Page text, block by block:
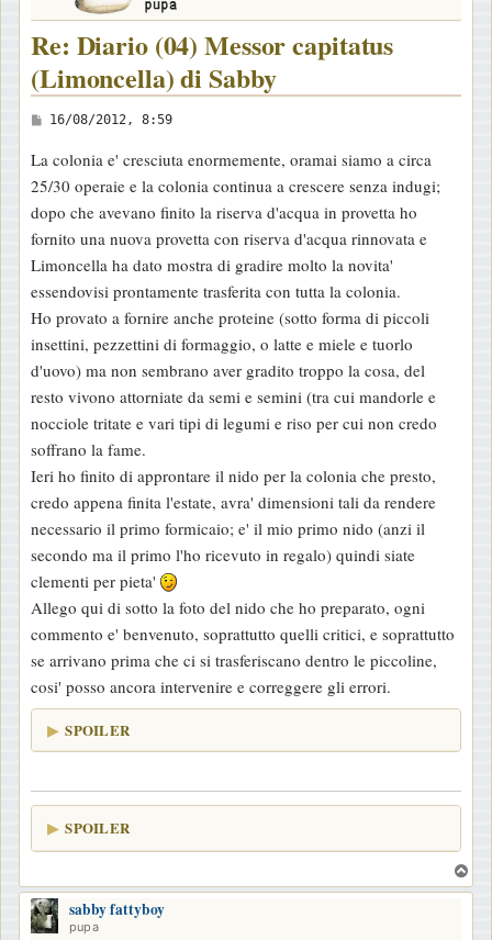
Re: Diario (04) Messor capitatus
(Limoncella) di Sabby
M
s
s
a
g
g
i
o
16/08/2012, 8:59
La colonia e' cresciuta enormemente, oramai siamo a circa
25/30 operaie e la colonia continua a crescere senza indugi;
dopo che avevano finito la riserva d'acqua in provetta ho
fornito una nuova provetta con riserva d'acqua rinnovata e
Limoncella ha dato mostra di gradire molto la novita'
essendovisi prontamente trasferita con tutta la colonia.
Ho provato a fornire anche proteine (sotto forma di piccoli
insettini, pezzettini di formaggio, o latte e miele e tuorlo
d'uovo) ma non sembrano aver gradito troppo la cosa, del
resto vivono attorniate da semi e semini (tra cui mandorle e
nocciole tritate e vari tipi di legumi e riso per cui non credo
soffrano la fame.
Ieri ho finito di approntare il nido per la colonia che presto,
credo appena finita l'estate, avra' dimensioni tali da rendere
necessario il primo formicaio; e' il mio primo nido (anzi il
secondo ma il primo l'ho ricevuto in regalo) quindi siate
clementi per pieta'
Allego qui di sotto la foto del nido che ho preparato, ogni
commento e' benvenuto, soprattutto quelli critici, e soprattutto
se arrivano prima che ci si trasferiscano dentro le piccoline,
cosi' posso ancora intervenire e correggere gli errori.
SPOILER
SPOILER
o
sabby fattyboy
pupa